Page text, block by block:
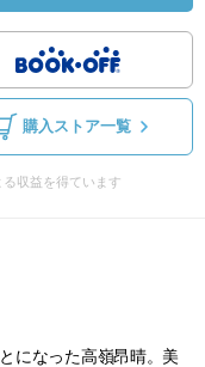
購入ストア一覧
収益を得ています
になった高嶺昂晴。美